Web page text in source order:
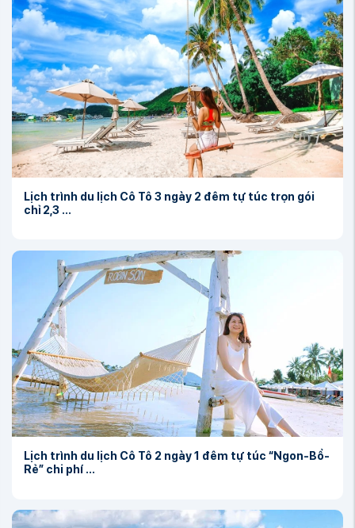
Lịch trình du lịch Cô Tô 3 ngày 2 đêm tự túc trọn gói
chỉ 2,3 ...
Lịch trình du lịch Cô Tô 2 ngày 1 đêm tự túc “Ngon-Bổ-
Rẻ” chi phí ...